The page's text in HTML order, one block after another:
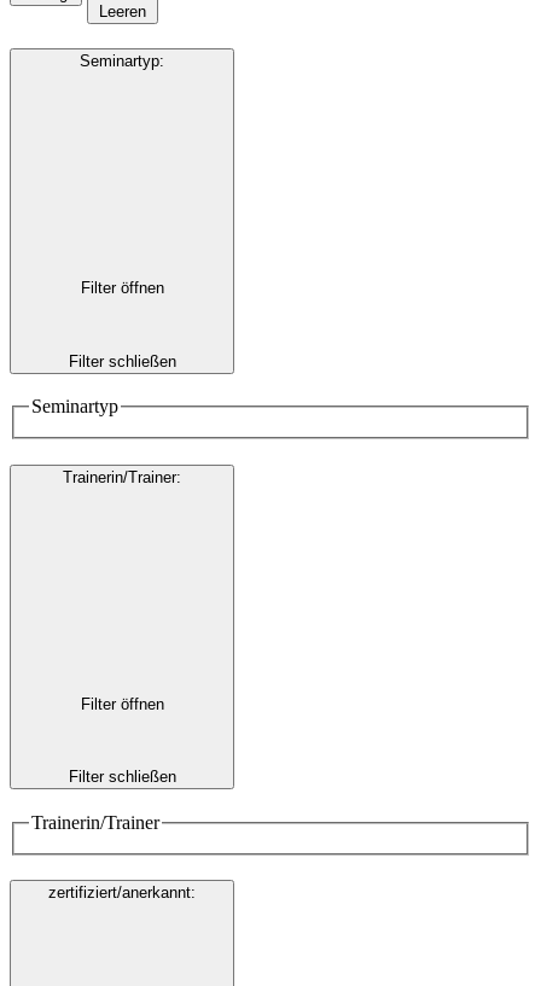
Leeren
Seminartyp:
Filter öffnen
Filter schließen
Seminartyp
Trainerin/Trainer:
Filter öffnen
Filter schließen
Trainerin/Trainer
zertifiziert/anerkannt: